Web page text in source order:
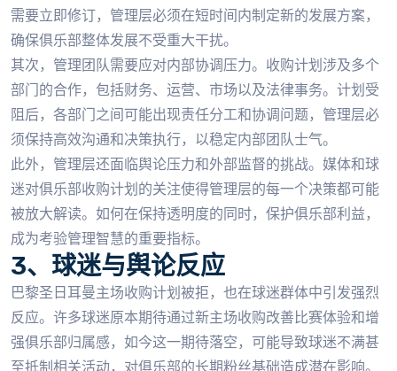
需要立即修订，管理层必须在短时间内制定新的发展方案，
确保俱乐部整体发展不受重大干扰。
其次，管理团队需要应对内部协调压力。收购计划涉及多个
部门的合作，包括财务、运营、市场以及法律事务。计划受
阻后，各部门之间可能出现责任分工和协调问题，管理层必
须保持高效沟通和决策执行，以稳定内部团队士气。
此外，管理层还面临舆论压力和外部监督的挑战。媒体和球
迷对俱乐部收购计划的关注使得管理层的每一个决策都可能
被放大解读。如何在保持透明度的同时，保护俱乐部利益，
成为考验管理智慧的重要指标。
3、球迷与舆论反应
巴黎圣日耳曼主场收购计划被拒，也在球迷群体中引发强烈
反应。许多球迷原本期待通过新主场收购改善比赛体验和增
强俱乐部归属感，如今这一期待落空，可能导致球迷不满甚
至抵制相关活动，对俱乐部的长期粉丝基础造成潜在影响。